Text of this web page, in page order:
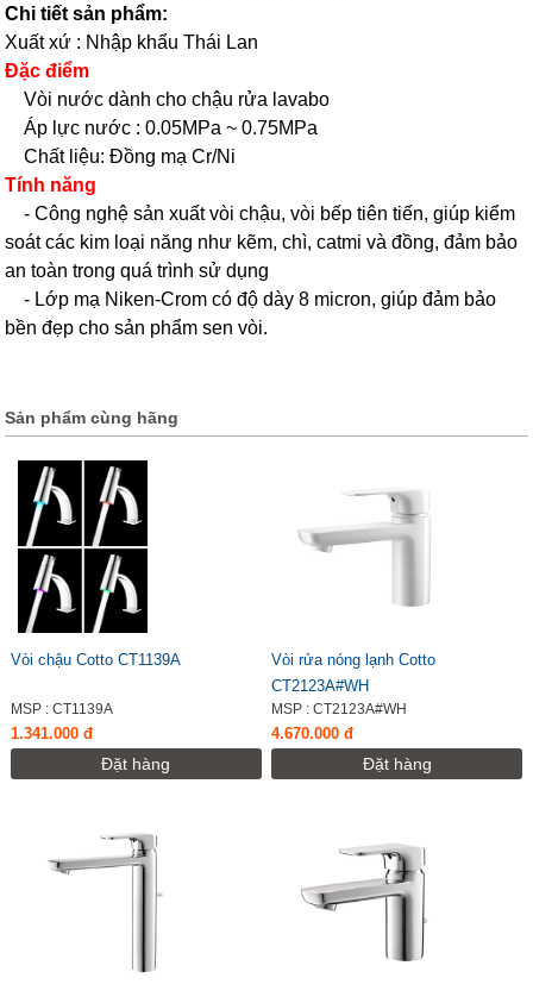
Chi tiết sản phẩm:
Xuất xứ : Nhập khẩu Thái Lan
Đặc điểm
Vòi nước dành cho chậu rửa lavabo
Áp lực nước : 0.05MPa ~ 0.75MPa
Chất liệu: Đồng mạ Cr/Ni
Tính năng
- Công nghệ sản xuất vòi chậu, vòi bếp tiên tiến, giúp kiểm
soát các kim loại năng như kẽm, chì, catmi và đồng, đảm bảo
an toàn trong quá trình sử dụng
- Lớp mạ Niken-Crom có độ dày 8 micron, giúp đảm bảo
bền đẹp cho sản phẩm sen vòi.
Sản phẩm cùng hãng
Vòi chậu Cotto CT1139A
MSP : CT1139A
1.341.000 đ
Đặt hàng
Vòi rửa nóng lạnh Cotto
CT2123A#WH
MSP : CT2123A#WH
4.670.000 đ
Đặt hàng